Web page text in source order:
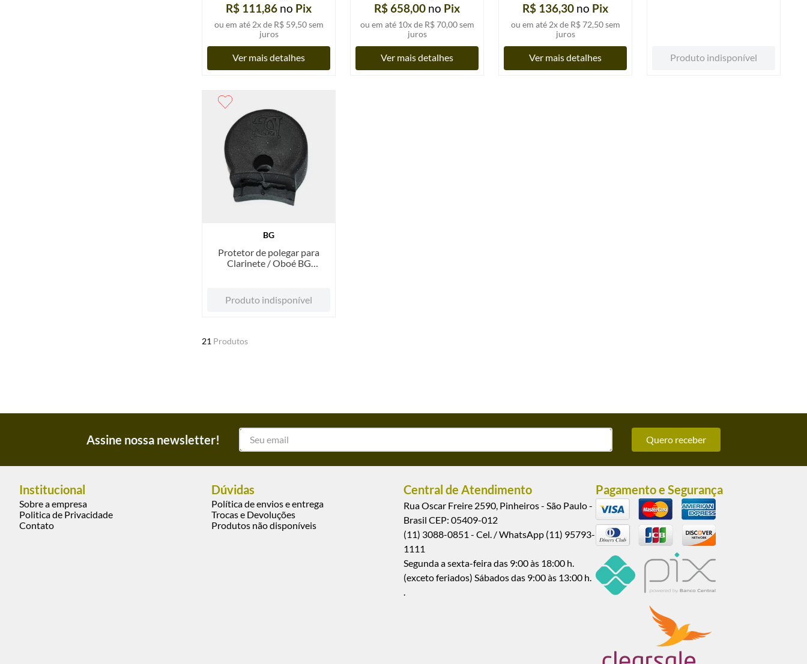
R$ 111,86 no Pix
ou em até 2x de R$ 59,50sem
juros
Ver mais detalhes
R$ 658,00 no Pix
ou em até 10x de R$ 70,00sem
juros
Ver mais detalhes
R$ 136,30 no Pix
ou em até 2x de R$ 72,50sem
juros
Ver mais detalhes Produto indisponível
BG
Protetor de polegar para
Clarinete / Oboé BG
Produto indisponível
21 Produtos
Assine nossa newsletter! Quero receber
Institucional
Sobre a empresa
Politica de Privacidade
Contato
Dúvidas
Política de envios e entrega
Trocas e Devoluções
Produtos não disponíveis
Central de Atendimento
Rua Oscar Freire 2590, Pinheiros - São Paulo -
Brasil CEP: 05409-012
(11) 3088-0851 - Cel. / WhatsApp (11) 95793-
1111
Segunda a sexta-feira das 9:00 às 18:00 h.
(exceto feriados) Sábados das 9:00 às 13:00 h.
.
Pagamento e Segurança